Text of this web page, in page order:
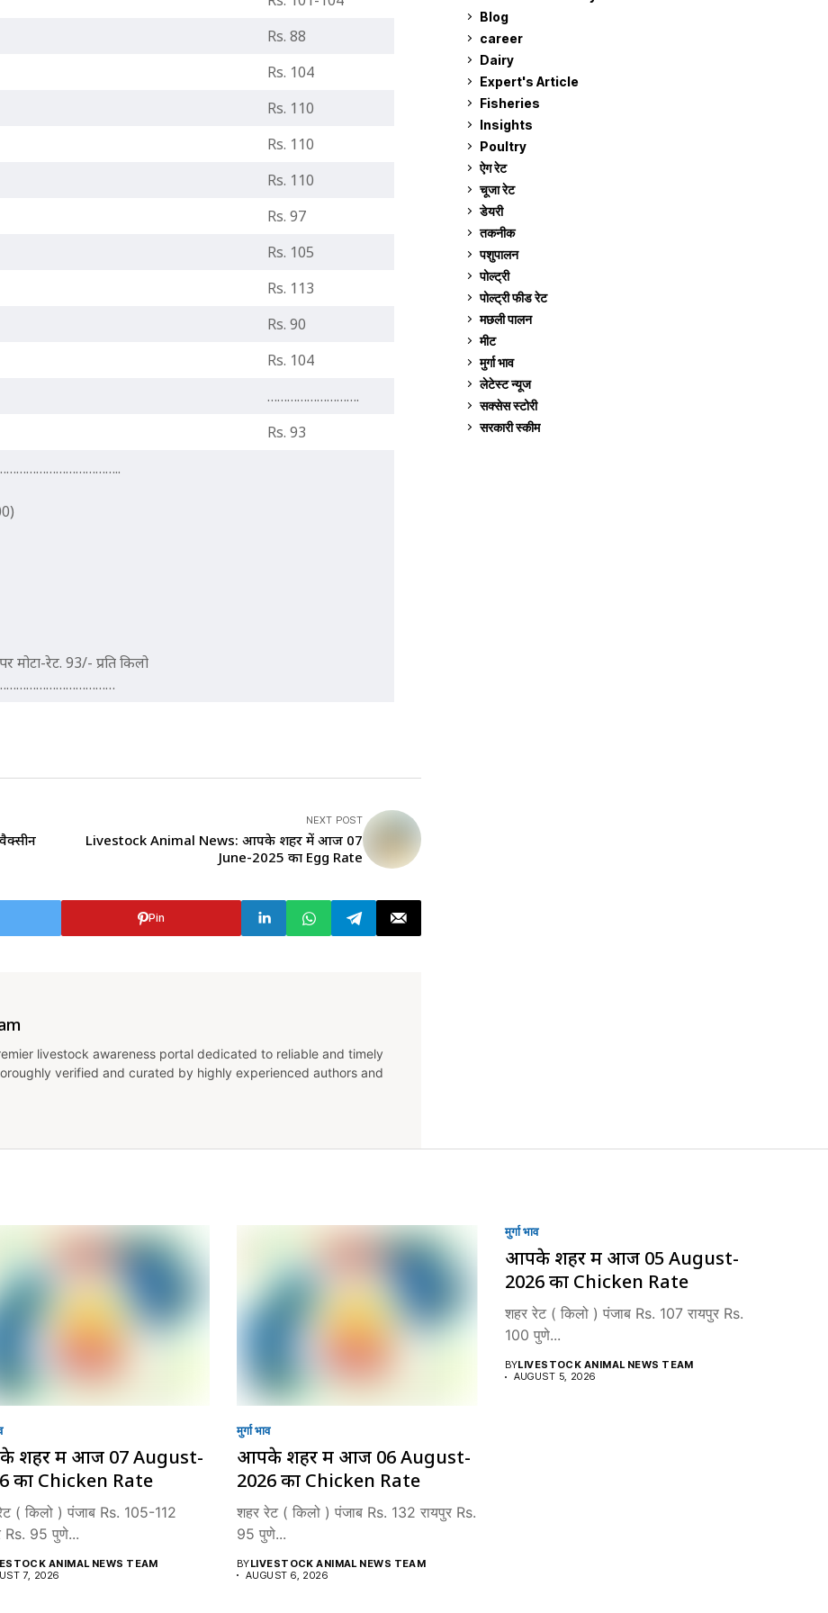
Rs. 88
Rs. 104
Rs. 110
Rs. 110
Rs. 110
Rs. 97
Rs. 105
Rs. 113
Rs. 90
Rs. 104
……………………….
Rs. 93
मोटा-रेट. 93/- प्रति किलो
NEXT POST
Livestock Animal News: आपके शहर में आज 07
June-2025 का Egg Rate
Pin
livestock awareness portal dedicated to reliable and timely
verified and curated by highly experienced authors and
Blog
career
Dairy
Expert's Article
Fisheries
Insights
Poultry
ऐग रेट
चूजा रेट
डेयरी
तकनीक
पशुपालन
पोल्ट्री
पोल्ट्री फीड रेट
मछली पालन
मीट
मुर्गा भाव
लेटेस्ट न्यूज
सक्सेस स्टो‍री
सरकारी स्की‍म
शहर में आज 07 August-
का Chicken Rate
( किलो ) पंजाब Rs. 105-112
Rs. 95 पुणे...
ANIMAL NEWS TEAM
7, 2026
मुर्गा भाव
आपके शहर में आज 06 August-
2026 का Chicken Rate
शहर रेट ( किलो ) पंजाब Rs. 132 रायपुर Rs.
95 पुणे...
BYLIVESTOCK ANIMAL NEWS TEAM
AUGUST 6, 2026
मुर्गा भाव
आपके शहर में आज 05 August-
2026 का Chicken Rate
शहर रेट ( किलो ) पंजाब Rs. 107 रायपुर Rs.
100 पुणे...
BYLIVESTOCK ANIMAL NEWS TEAM
AUGUST 5, 2026